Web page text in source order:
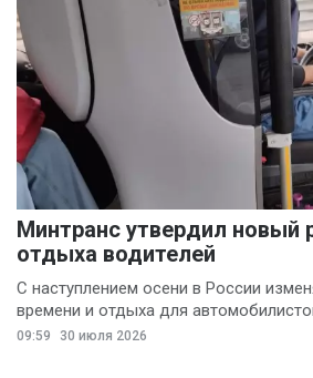
Минтранс утвердил новый
отдыха водителей
С наступлением осени в России
времени и отдыха для
09:59 30 июля 2026